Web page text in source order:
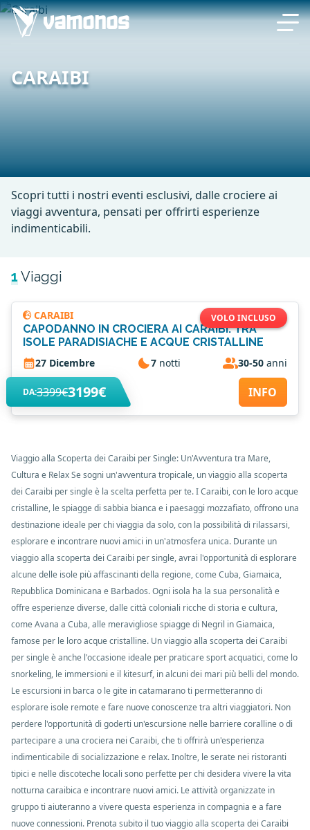
CARAIBI
Scopri tutti i nostri eventi esclusivi, dalle crociere ai
viaggi avventura, pensati per offrirti esperienze
indimenticabili.
1Viaggi
VOLO INCLUSO
CARAIBI
CAPODANNO IN CROCIERA AI CARAIBI: TRA
ISOLE PARADISIACHE E ACQUE CRISTALLINE
27 Dicembre
7 notti 30-50 anni
DA:3399€3199€ INFO
Viaggio alla Scoperta dei Caraibi per Single: Un'Avventura tra Mare,
Cultura e Relax Se sogni un'avventura tropicale, un viaggio alla scoperta
dei Caraibi per single è la scelta perfetta per te. I Caraibi, con le loro acque
cristalline, le spiagge di sabbia bianca e i paesaggi mozzafiato, offrono una
destinazione ideale per chi viaggia da solo, con la possibilità di rilassarsi,
esplorare e incontrare nuovi amici in un'atmosfera unica. Durante un
viaggio alla scoperta dei Caraibi per single, avrai l'opportunità di esplorare
alcune delle isole più affascinanti della regione, come Cuba, Giamaica,
Repubblica Dominicana e Barbados. Ogni isola ha la sua personalità e
offre esperienze diverse, dalle città coloniali ricche di storia e cultura,
come Avana a Cuba, alle meravigliose spiagge di Negril in Giamaica,
famose per le loro acque cristalline. Un viaggio alla scoperta dei Caraibi
per single è anche l'occasione ideale per praticare sport acquatici, come lo
snorkeling, le immersioni e il kitesurf, in alcuni dei mari più belli del mondo.
Le escursioni in barca o le gite in catamarano ti permetteranno di
esplorare isole remote e fare nuove conoscenze tra altri viaggiatori. Non
perdere l'opportunità di goderti un'escursione nelle barriere coralline o di
partecipare a una crociera nei Caraibi, che ti offrirà un'esperienza
indimenticabile di socializzazione e relax. Inoltre, le serate nei ristoranti
tipici e nelle discoteche locali sono perfette per chi desidera vivere la vita
notturna caraibica e incontrare nuovi amici. Le attività organizzate in
gruppo ti aiuteranno a vivere questa esperienza in compagnia e a fare
nuove connessioni. Prenota subito il tuo viaggio alla scoperta dei Caraibi